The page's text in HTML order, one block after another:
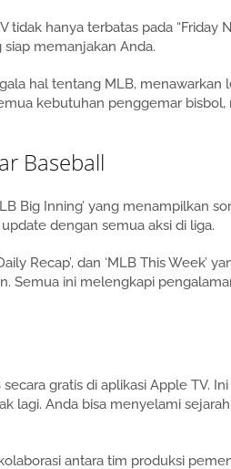
hanya terbatas pada “Friday
memanjakan Anda.
hal tentang MLB, menawarkan
kebutuhan penggemar bisbol,
Baseball
Big Inning’ yang menampilkan
dengan semua aksi di liga.
Recap’, dan ‘MLB This Week’
Semua ini melengkapi
gratis di aplikasi Apple TV.
lagi. Anda bisa menyelami
antara tim produksi